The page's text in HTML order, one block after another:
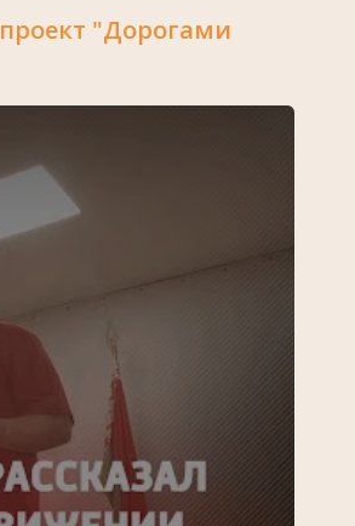
проект "Дорогами